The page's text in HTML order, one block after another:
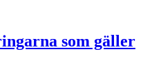
som gäller